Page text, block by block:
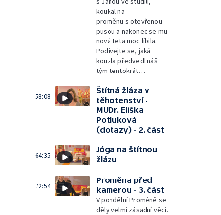
koukal na
proměnu s otevřenou
pusou a nakonec se mu
nová teta moc líbila.
Podívejte se, jaká
kouzla předvedl náš
tým tentokrát…
58:08
Štítná žláza v
těhotenství -
MUDr. Eliška
Potluková
(dotazy) - 2. část
64:35
Jóga na štítnou
žlázu
72:54
Proměna před
kamerou - 3. část
V pondělní Proměně se
děly velmi zásadní věci.